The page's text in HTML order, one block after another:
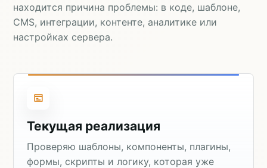
находится причина проблемы: в коде, шаблоне,
CMS, интеграции, контенте, аналитике или
настройках сервера.
Текущая реализация
Проверяю шаблоны, компоненты, плагины,
формы, скрипты и логику, которая уже